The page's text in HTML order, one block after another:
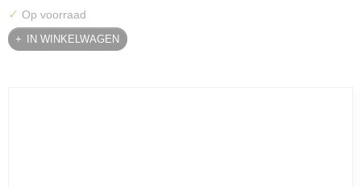
✓ Op voorraad
IN WINKELWAGEN